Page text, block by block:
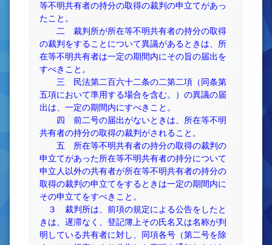
等不明共有者の持分の取得の裁判の申立てがあっ
たこと。
二 裁判所が所在等不明共有者の持分の取得
の裁判をすることについて異議があるときは、所
在等不明共有者は一定の期間内にその旨の届出を
すべきこと。
三 民法第二百六十二条の二第二項（同条第
五項において準用する場合を含む。）の異議の届
出は、一定の期間内にすべきこと。
四 前二号の届出がないときは、所在等不明
共有者の持分の取得の裁判がされること。
五 所在等不明共有者の持分の取得の裁判の
申立てがあった所在等不明共有者の持分について
申立人以外の共有者が所在等不明共有者の持分の
取得の裁判の申立てをするときは一定の期間内に
その申立てをすべきこと。
３ 裁判所は、前項の規定による公告をしたと
きは、遅滞なく、登記簿上その氏名又は名称が判
明している共有者に対し、同項各号（第二号を除